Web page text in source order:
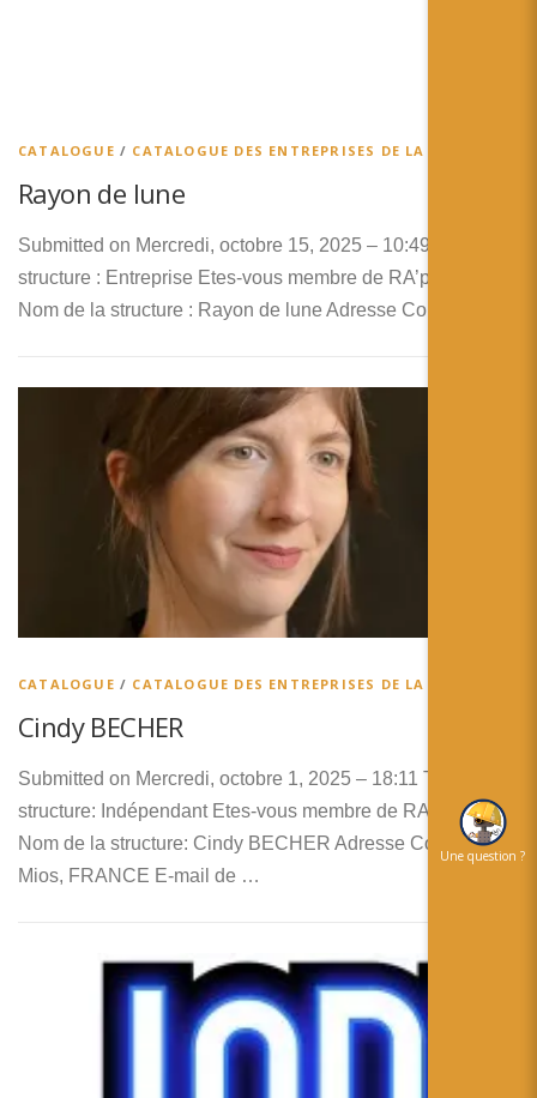
CATALOGUE / CATALOGUE DES ENTREPRISES DE LA RA
Rayon de lune
Submitted on Mercredi, octobre 15, 2025 – 10:49 Type de
structure : Entreprise Etes-vous membre de RA’pro ? Non
Nom de la structure : Rayon de lune Adresse Complète : …
CATALOGUE / CATALOGUE DES ENTREPRISES DE LA RA
Cindy BECHER
Submitted on Mercredi, octobre 1, 2025 – 18:11 Type de
structure: Indépendant Etes-vous membre de RA’pro ? Non
Nom de la structure: Cindy BECHER Adresse Complète:
Mios, FRANCE E-mail de …
Une question ?